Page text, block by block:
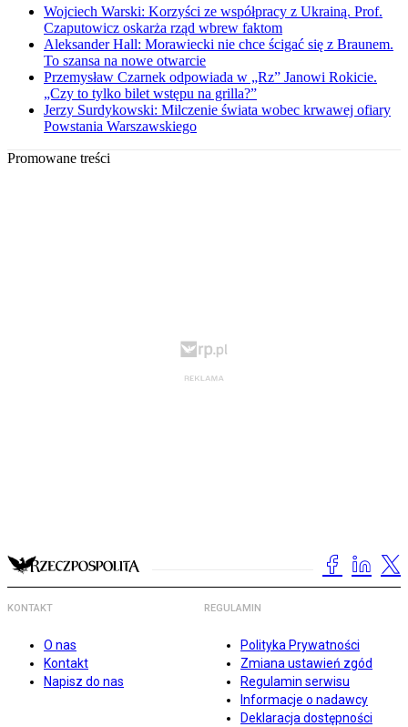
Wojciech Warski: Korzyści ze współpracy z Ukrainą. Prof.
Czaputowicz oskarża rząd wbrew faktom
Aleksander Hall: Morawiecki nie chce ścigać się z Braunem.
To szansa na nowe otwarcie
Przemysław Czarnek odpowiada w „Rz” Janowi Rokicie.
„Czy to tylko bilet wstępu na grilla?”
Jerzy Surdykowski: Milczenie świata wobec krwawej ofiary
Powstania Warszawskiego
Promowane treści
KONTAKT
O nas
Kontakt
Napisz do nas
REGULAMIN
Polityka Prywatności
Zmiana ustawień zgód
Regulamin serwisu
Informacje o nadawcy
Deklaracja dostępności